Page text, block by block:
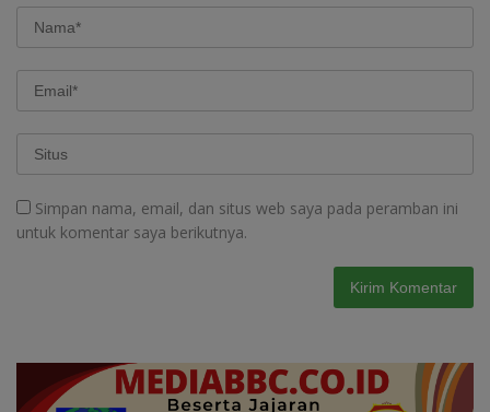
Simpan nama, email, dan situs web saya pada peramban ini
untuk komentar saya berikutnya.